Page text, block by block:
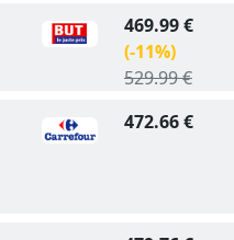
469.99 €
(-11%)
529.99 €
472.66 €